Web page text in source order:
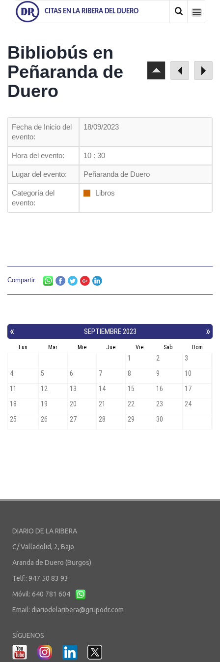
CITAS EN LA RIBERA DEL DUERO
Bibliobús en
Peñaranda de
Duero
Fecha de Inicio del
evento:
18/09/2023
Hora del evento: 10 : 30
Lugar del evento: Peñaranda de Duero
Categoría del
evento:
Libros
Compartir:
DIARIO DE LA RIBERA
C/ Valladolid, 2, Bajo
Aranda de Duero (Burgos)
Telf.: 947 50 83 93
Móvil: 640 781 604
Email: diariodelaribera@grupodr.com
SÍGUENOS